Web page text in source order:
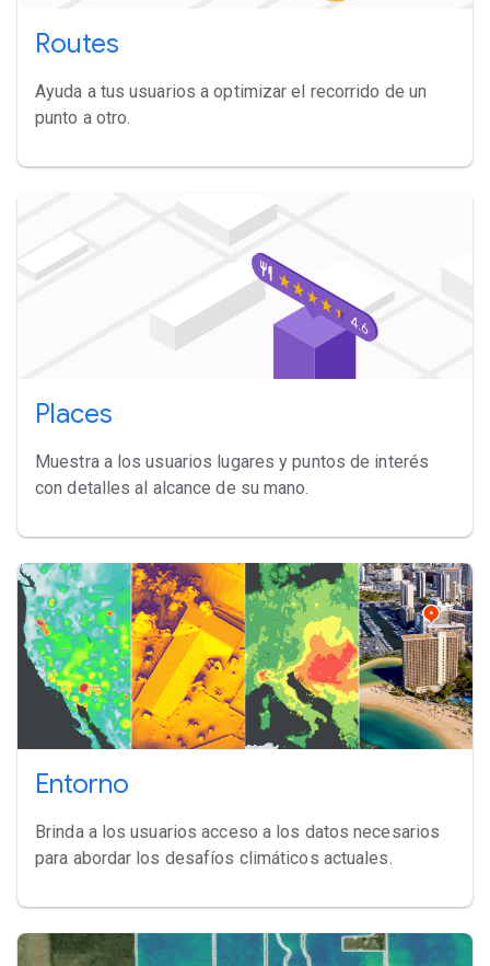
Routes
Ayuda a tus usuarios a optimizar el recorrido de un
punto a otro.
Places
Muestra a los usuarios lugares y puntos de interés
con detalles al alcance de su mano.
Entorno
Brinda a los usuarios acceso a los datos necesarios
para abordar los desafíos climáticos actuales.